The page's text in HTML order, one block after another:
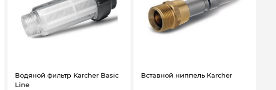
Водяной фильтр Karcher Basic
Line
Вставной ниппель Karcher